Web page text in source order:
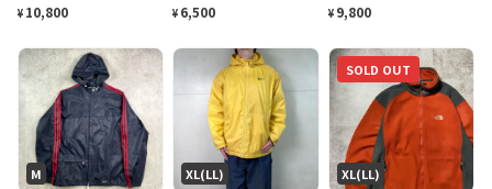
¥ 10,800 ¥ 6,500 ¥ 9,800
M XL(LL) XL(LL)
SOLD OUT